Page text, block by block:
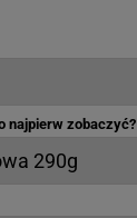
najpierw zobaczyć?